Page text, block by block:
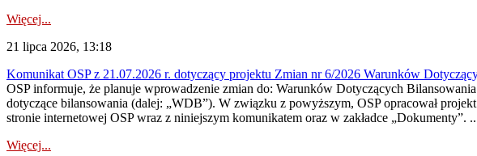
Więcej...
21 lipca 2026, 13:18
Komunikat OSP z 21.07.2026 r. dotyczący projektu Zmian nr 6/2026 Warunków
OSP informuje, że planuje wprowadzenie zmian do: Warunków Dotyczących
dotyczące bilansowania (dalej: „WDB”). W związku z powyższym, OSP opracował
stronie internetowej OSP wraz z niniejszym komunikatem oraz w zakładce „Dokumenty”.
Więcej...